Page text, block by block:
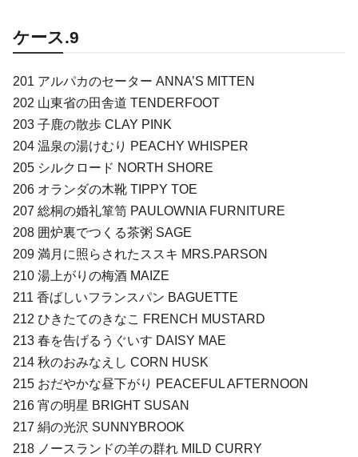
ケース.9
201 アルパカのセーター ANNA’S MITTEN
202 山東省の田舎道 TENDERFOOT
203 子鹿の散歩 CLAY PINK
204 温泉の湯けむり PEACHY WHISPER
205 シルクロード NORTH SHORE
206 オランダの木靴 TIPPY TOE
207 総桐の婚礼箪笥 PAULOWNIA FURNITURE
208 囲炉裏でつくる茶粥 SAGE
209 満月に照らされたススキ MRS.PARSON
210 湯上がりの梅酒 MAIZE
211 香ばしいフランスパン BAGUETTE
212 ひきたてのきなこ FRENCH MUSTARD
213 春を告げるうぐいす DAISY MAE
214 秋のおみなえし CORN HUSK
215 おだやかな昼下がり PEACEFUL AFTERNOON
216 宵の明星 BRIGHT SUSAN
217 絹の光沢 SUNNYBROOK
218 ノースランドの羊の群れ MILD CURRY